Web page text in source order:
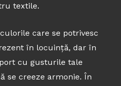
textile.
care se potrivesc
în locuință, dar în
cu gusturile tale
se creeze armonie. În